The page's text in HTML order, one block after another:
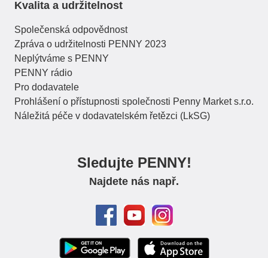
Kvalita a udržitelnost
Společenská odpovědnost
Zpráva o udržitelnosti PENNY 2023
Neplýtváme s PENNY
PENNY rádio
Pro dodavatele
Prohlášení o přístupnosti společnosti Penny Market s.r.o.
Náležitá péče v dodavatelském řetězci (LkSG)
Sledujte PENNY!
Najdete nás např.